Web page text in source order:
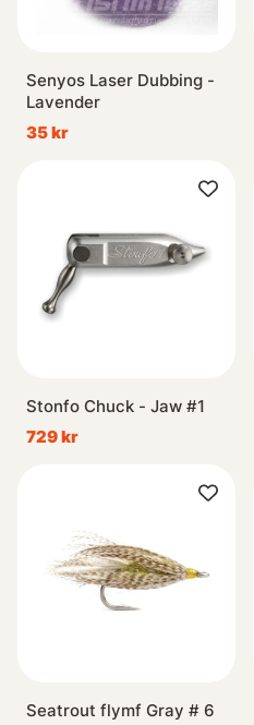
Senyos Laser Dubbing -
Lavender
35 kr
Stonfo Chuck - Jaw #1
729 kr
Seatrout flymf Gray # 6